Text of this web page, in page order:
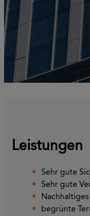
Leistungen
Sehr gute
Sehr gute
begrünte